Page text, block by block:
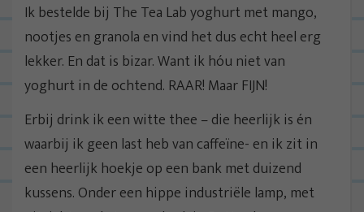
Ik bestelde bij The Tea Lab yoghurt met mango,
nootjes en granola en vind het dus echt heel erg
lekker. En dat is bizar. Want ik hóu niet van
yoghurt in de ochtend. RAAR! Maar FIJN!
Erbij drink ik een witte thee – die heerlijk is én
waarbij ik geen last heb van caffeïne- en ik zit in
een heerlijk hoekje op een bank met duizend
kussens. Onder een hippe industriële lamp, met